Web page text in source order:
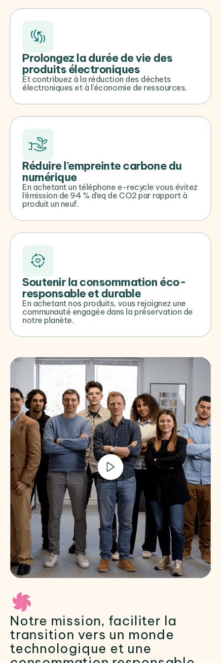
Prolongez la durée de vie des
produits électroniques
Et contribuez à la réduction des déchets
électroniques et à l'économie de ressources.
Réduire l’empreinte carbone du
numérique
En achetant un téléphone e-recycle vous évitez
l’émission de 94 % d’eq de CO2 par rapport à
produit un neuf.
Soutenir la consommation éco-
responsable et durable
En achetant nos produits, vous rejoignez une
communauté engagée dans la préservation de
notre planète.
Notre mission, faciliter la
transition vers un monde
technologique et une